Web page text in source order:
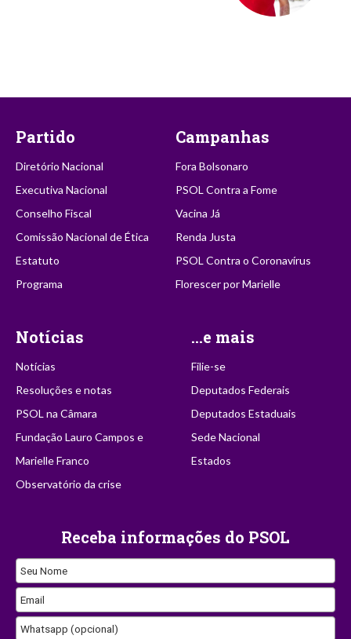
Partido
Diretório Nacional
Executiva Nacional
Conselho Fiscal
Comissão Nacional de Ética
Estatuto
Programa
Campanhas
Fora Bolsonaro
PSOL Contra a Fome
Vacina Já
Renda Justa
PSOL Contra o Coronavírus
Florescer por Marielle
Notícias
Notícias
Resoluções e notas
PSOL na Câmara
Fundação Lauro Campos e
Marielle Franco
Observatório da crise
...e mais
Filie-se
Deputados Federais
Deputados Estaduais
Sede Nacional
Estados
Receba informações do PSOL
Email
Seu Nome
Email
Whatsapp (opcional)